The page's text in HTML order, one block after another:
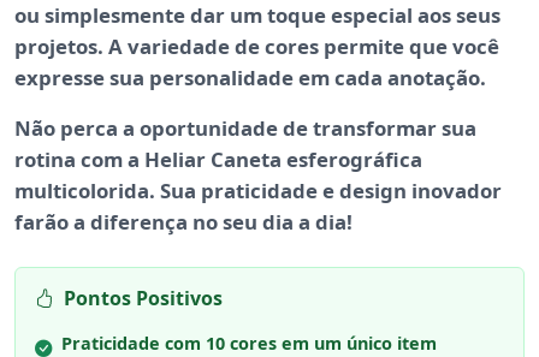
ou simplesmente dar um toque especial aos seus
projetos. A variedade de cores permite que você
expresse sua personalidade em cada anotação.
Não perca a oportunidade de transformar sua
rotina com a Heliar Caneta esferográfica
multicolorida. Sua praticidadeedesign inovador
farão a diferença no seu dia a dia!
Pontos Positivos
Praticidade com 10 cores em um único item